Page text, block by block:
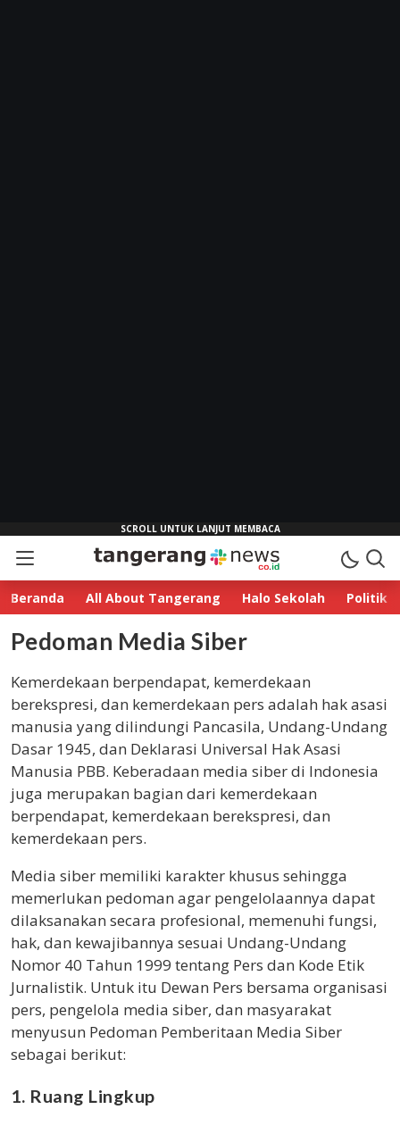
Tangerang News
Esensi Sebuah Berita
Beranda All About Tangerang Halo Sekolah Politik
Pedoman Media Siber
Kemerdekaan berpendapat, kemerdekaan
berekspresi, dan kemerdekaan pers adalah hak asasi
manusia yang dilindungi Pancasila, Undang-Undang
Dasar 1945, dan Deklarasi Universal Hak Asasi
Manusia PBB. Keberadaan media siber di Indonesia
juga merupakan bagian dari kemerdekaan
berpendapat, kemerdekaan berekspresi, dan
kemerdekaan pers.
Media siber memiliki karakter khusus sehingga
memerlukan pedoman agar pengelolaannya dapat
dilaksanakan secara profesional, memenuhi fungsi,
hak, dan kewajibannya sesuai Undang-Undang
Nomor 40 Tahun 1999 tentang Pers dan Kode Etik
Jurnalistik. Untuk itu Dewan Pers bersama organisasi
pers, pengelola media siber, dan masyarakat
menyusun Pedoman Pemberitaan Media Siber
sebagai berikut:
1. Ruang Lingkup